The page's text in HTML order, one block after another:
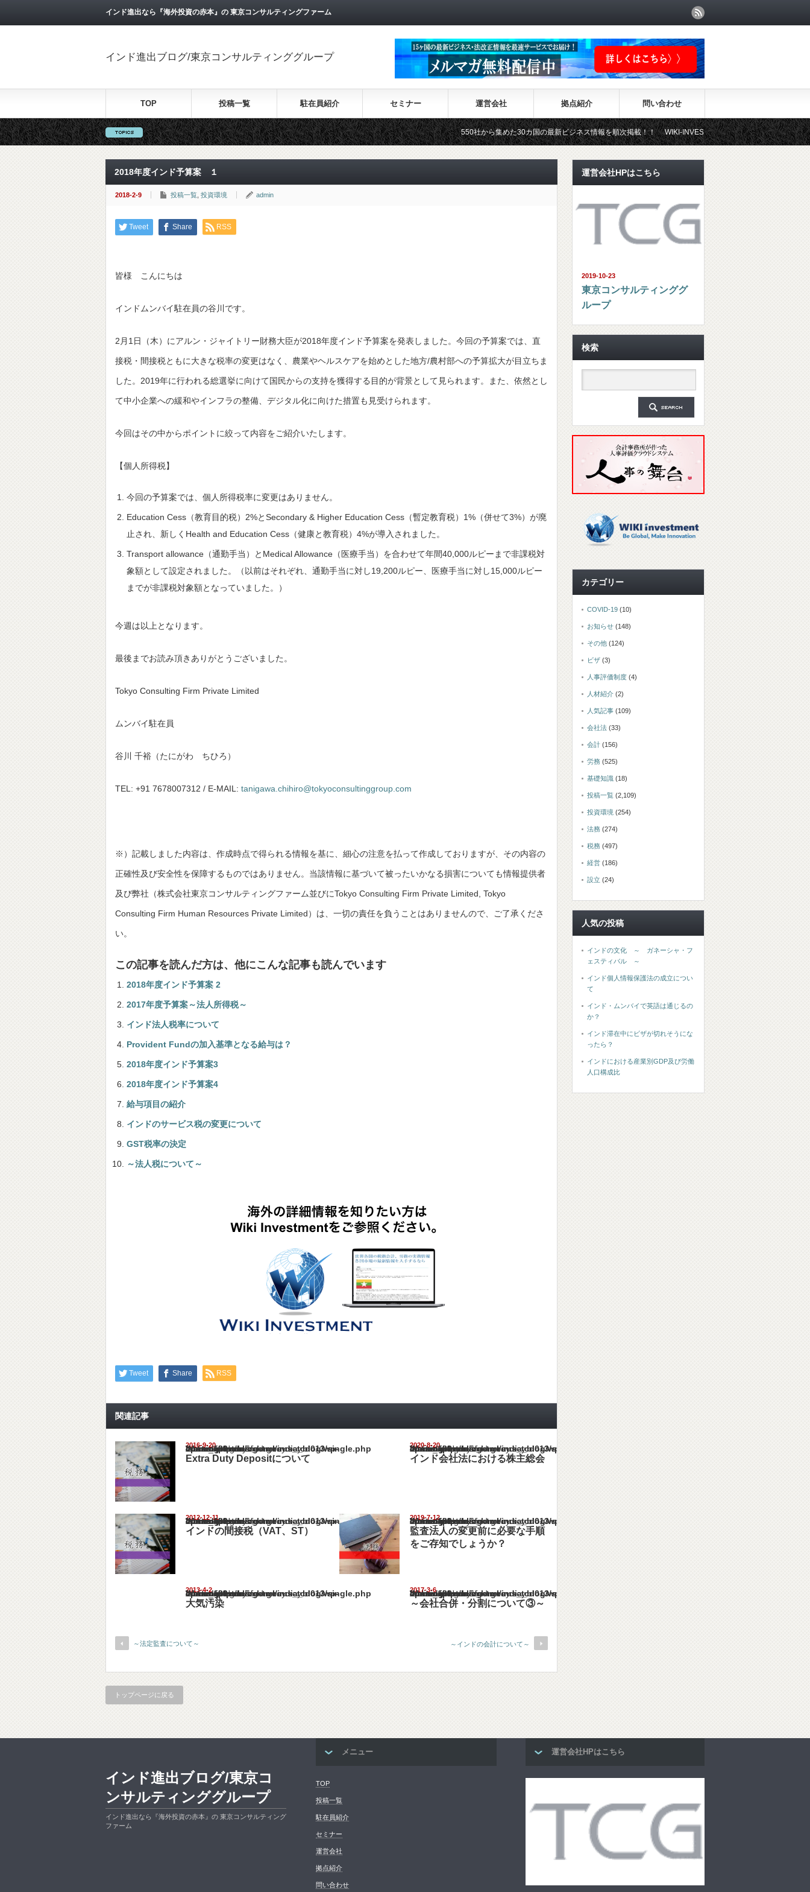
インド進出なら『海外投資の赤本』の 東京コンサルティングファーム
インド進出ブログ/東京コンサルティンググループ
TOP 投稿一覧 駐在員紹介 セミナー 運営会社 拠点紹介 問い合わせ
550社から集めた30カ国の最新ビジネス情報を順次掲載！！ WIKI-INVESTMENTはこちらから！
2018年度インド予算案 １
2018-2-9 投稿一覧 投資環境 admin
Tweet Share RSS
皆様 こんにちは
インドムンバイ駐在員の谷川です。
2月1日（木）にアルン・ジャイトリー財務大臣が2018年度インド予算案を発表しました。今回の予算案では、直
接税・間接税ともに大きな税率の変更はなく、農業やヘルスケアを始めとした地方/農村部への予算拡大が目立ちま
した。2019年に行われる総選挙に向けて国民からの支持を獲得する目的が背景として見られます。また、依然とし
て中小企業への緩和やインフラの整備、デジタル化に向けた措置も見受けられます。
今回はその中からポイントに絞って内容をご紹介いたします。
【個人所得税】
今回の予算案では、個人所得税率に変更はありません。
Education Cess（教育目的税）2%とSecondary & Higher Education Cess（暫定教育税）1%（併せて3%）が廃
止され、新しくHealth and Education Cess（健康と教育税）4%が導入されました。
Transport allowance（通勤手当）とMedical Allowance（医療手当）を合わせて年間40,000ルピーまで非課税対
象額として設定されました。（以前はそれぞれ、通勤手当に対し19,200ルピー、医療手当に対し15,000ルピー
までが非課税対象額となっていました。）
今週は以上となります。
最後までお読み頂きありがとうございました。
Tokyo Consulting Firm Private Limited
ムンバイ駐在員
谷川 千裕（たにがわ ちひろ）
TEL: +91 7678007312 / E-MAIL: tanigawa.chihiro@tokyoconsultinggroup.com
※）記載しました内容は、作成時点で得られる情報を基に、細心の注意を払って作成しておりますが、その内容の
正確性及び安全性を保障するものではありません。当該情報に基づいて被ったいかなる損害についても情報提供者
及び弊社（株式会社東京コンサルティングファーム並びにTokyo Consulting Firm Private Limited, Tokyo
Consulting Firm Human Resources Private Limited）は、一切の責任を負うことはありませんので、ご了承くださ
い。
この記事を読んだ方は、他にこんな記事も読んでいます
2018年度インド予算案 2
2017年度予算案～法人所得税～
インド法人税率について
Provident Fundの加入基準となる給与は？
2018年度インド予算案3
2018年度インド予算案4
給与項目の紹介
インドのサービス税の変更について
GST税率の決定
～法人税について～
Tweet Share RSS
関連記事
2016-9-20
Warning
: Undefined array key "show_category" in
/home/netst/kuno-cpa.co.jp/public_html/india_blog/wp-content/themes/gorgeous_tcd013/single.php
on line183
Extra Duty Depositについて
2020-8-20
Warning
: Undefined array key "show_category" in
/home/netst/kuno-cpa.co.jp/public_html/india_blog/wp-content/themes/gorgeous_tcd013/single.php
on line183
インド会社法における株主総会
2012-12-11
Warning
: Undefined array key "show_category" in
/home/netst/kuno-cpa.co.jp/public_html/india_blog/wp-content/themes/gorgeous_tcd013/single.php
on line183
インドの間接税（VAT、ST）
2019-7-12
Warning
: Undefined array key "show_category" in
/home/netst/kuno-cpa.co.jp/public_html/india_blog/wp-content/themes/gorgeous_tcd013/single.php
on line183
監査法人の変更前に必要な手順
をご存知でしょうか？
2013-4-2
Warning
: Undefined array key "show_category" in
/home/netst/kuno-cpa.co.jp/public_html/india_blog/wp-content/themes/gorgeous_tcd013/single.php
on line183
大気汚染
2017-3-6
Warning
: Undefined array key "show_category" in
/home/netst/kuno-cpa.co.jp/public_html/india_blog/wp-content/themes/gorgeous_tcd013/single.php
on line183
～会社合併・分割について③～
～法定監査について～ ～インドの会計について～
トップページに戻る
運営会社HPはこちら
2019-10-23
東京コンサルティンググ
ループ
検索
カテゴリー
COVID-19 (10)
お知らせ (148)
その他 (124)
ビザ (3)
人事評価制度 (4)
人材紹介 (2)
人気記事 (109)
会社法 (33)
会計 (156)
労務 (525)
基礎知識 (18)
投稿一覧 (2,109)
投資環境 (254)
法務 (274)
税務 (497)
経営 (186)
設立 (24)
人気の投稿
インドの文化 ～ ガネーシャ・フ
ェスティバル ～
インド個人情報保護法の成立につい
て
インド・ムンバイで英語は通じるの
か？
インド滞在中にビザが切れそうにな
ったら？
インドにおける産業別GDP及び労働
人口構成比
メニュー
TOP
投稿一覧
駐在員紹介
セミナー
運営会社
拠点紹介
問い合わせ
運営会社HPはこちら
インド進出ブログ/東京コ
ンサルティンググループ
インド進出なら『海外投資の赤本』の 東京コンサルティング
ファーム